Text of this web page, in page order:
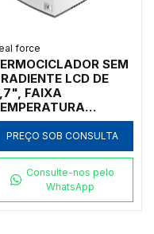
force
SEM
LCD DE
FAIXA
100°C RAMPA
4°C/S E
+ 77X0,5ML
PREÇO SOB CONSULTA
Consulte-nos pelo
WhatsApp